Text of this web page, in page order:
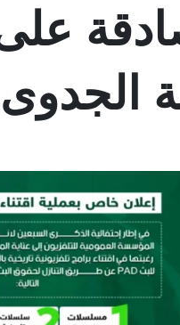
على